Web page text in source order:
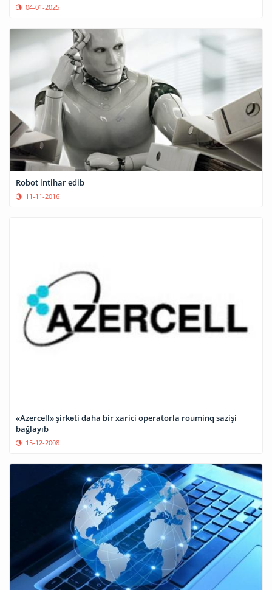
04-01-2025
Robot intihar edib
11-11-2016
«Azercell» şirkəti daha bir xarici operatorla rouminq sazişi
bağlayıb
15-12-2008